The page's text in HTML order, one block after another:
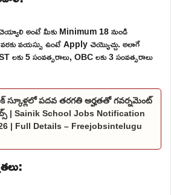
అంటే మీకు Minimum 18 నుండి
వయస్సు ఉంటే Apply చెయ్యొచ్చు. అలాగే
లకు 5 సంవత్సరాలు, OBC లకు 3 సంవత్సరాలు
స్కూళ్లలో పదవ తరగతి అర్హతతో గవర్నమెంట్
| Sainik School Jobs Notification
| Full Details – Freejobsintelugu